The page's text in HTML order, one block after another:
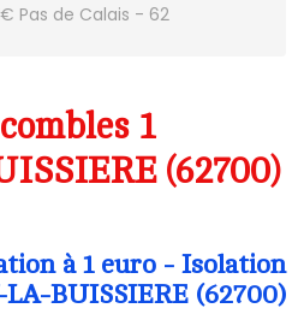
Pas de Calais - 62
1
(62700)
à 1 euro - Isolation
LA-BUISSIERE (62700)